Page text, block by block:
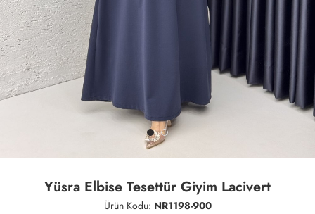
Yüsra Elbise Tesettür Giyim Lacivert
Ürün Kodu: NR1198-900